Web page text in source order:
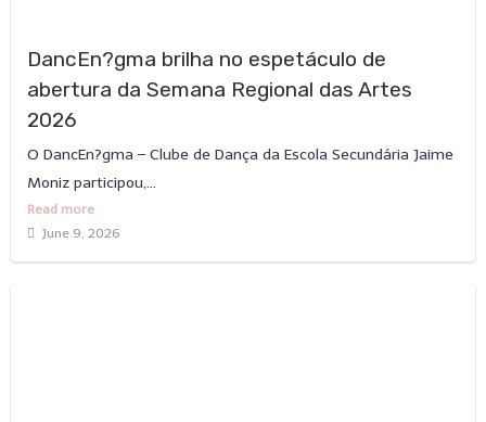
DancEn?gma brilha no espetáculo de
abertura da Semana Regional das Artes
2026
O DancEn?gma – Clube de Dança da Escola Secundária Jaime
Moniz participou,...
Read more
June 9, 2026